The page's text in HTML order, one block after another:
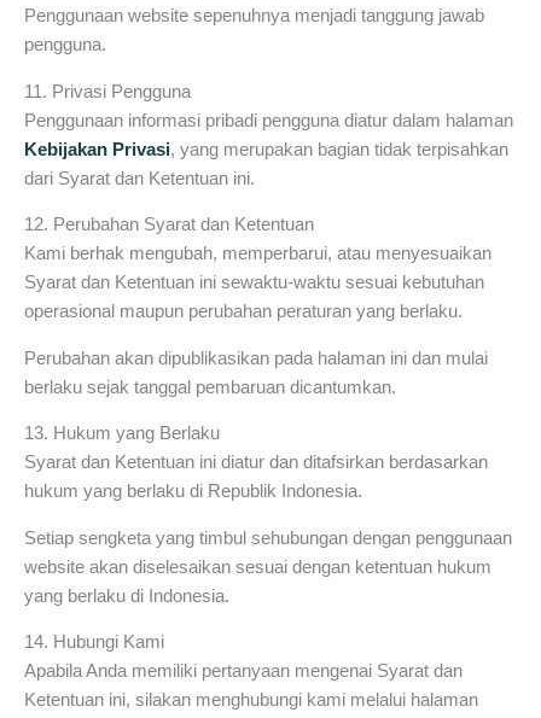
Penggunaan website sepenuhnya menjadi tanggung jawab
pengguna.
11. Privasi Pengguna
Penggunaan informasi pribadi pengguna diatur dalam halaman
Kebijakan Privasi, yang merupakan bagian tidak terpisahkan
dari Syarat dan Ketentuan ini.
12. Perubahan Syarat dan Ketentuan
Kami berhak mengubah, memperbarui, atau menyesuaikan
Syarat dan Ketentuan ini sewaktu-waktu sesuai kebutuhan
operasional maupun perubahan peraturan yang berlaku.
Perubahan akan dipublikasikan pada halaman ini dan mulai
berlaku sejak tanggal pembaruan dicantumkan.
13. Hukum yang Berlaku
Syarat dan Ketentuan ini diatur dan ditafsirkan berdasarkan
hukum yang berlaku di Republik Indonesia.
Setiap sengketa yang timbul sehubungan dengan penggunaan
website akan diselesaikan sesuai dengan ketentuan hukum
yang berlaku di Indonesia.
14. Hubungi Kami
Apabila Anda memiliki pertanyaan mengenai Syarat dan
Ketentuan ini, silakan menghubungi kami melalui halaman